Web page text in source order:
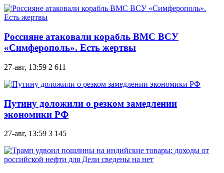
Россияне атаковали корабль ВМС ВСУ
«Симферополь». Есть жертвы
27-авг, 13:59 2 611
Путину доложили о резком замедлении
экономики РФ
27-авг, 13:59 3 145